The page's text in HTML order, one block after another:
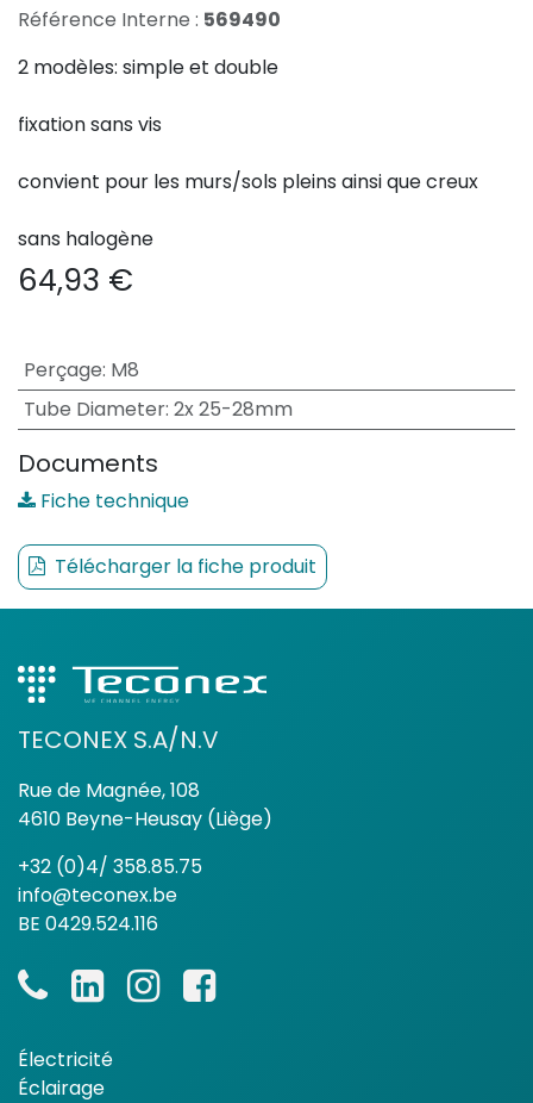
Référence Interne : 569490
2 modèles: simple et double
fixation sans vis
convient pour les murs/sols pleins ainsi que creux
sans halogène
64,93 €
Perçage: M8
Tube Diameter: 2x 25-28mm
Documents
Fiche technique
Télécharger la fiche produit
TECONEX S.A/N.V
Rue de Magnée, 108
4610 Beyne-Heusay (Liège)
+32 (0)4/ 358.85.75
info@teconex.be
BE 0429.524.116
Électricité
Éclairage